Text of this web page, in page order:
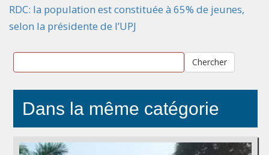
RDC: la population est constituée à 65% de jeunes,
selon la présidente de l’UPJ
Chercher
Dans la même catégorie